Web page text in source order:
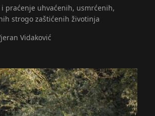
i praćenje uhvaćenih, usmrćenih,
strogo zaštićenih životinja
Vidaković